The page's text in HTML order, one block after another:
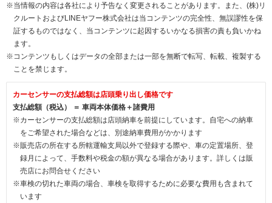
※当情報の内容は各社により予告なく変更されることがあります。また、(株)リ
クルートおよびLINEヤフー株式会社は当コンテンツの完全性、無誤謬性を保
証するものではなく、当コンテンツに起因するいかなる損害の責も負いかね
ます。
※コンテンツもしくはデータの全部または一部を無断で転写、転載、複製する
ことを禁じます。
カーセンサーの支払総額は店頭乗り出し価格です
支払総額（税込） ＝ 車両本体価格＋諸費用
※カーセンサーの支払総額は店頭納車を前提にしています。自宅への納車
をご希望された場合などは、別途納車費用がかかります
※販売店の所在する所轄運輸支局以外で登録する際や、車の定置場所、登
録月によって、手数料や税金の額が異なる場合があります。詳しくは販
売店にお問合せください
※車検の切れた車両の場合、車検を取得するために必要な費用も含まれて
います